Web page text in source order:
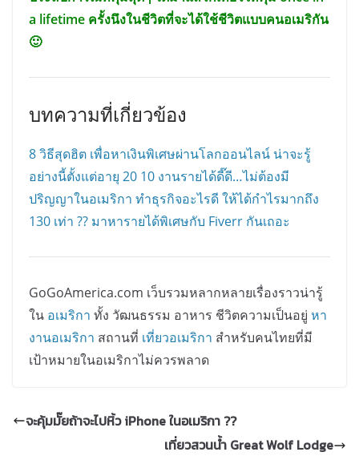
a lifetime ครั้งนึงในชีวิตที่จะได้ใช้ชีวิตแบบคนอเมริกัน
🙂
บทความที่เกี่ยวข้อง
8 วิธีสุดฮิต เพื่อหาเงินพิเศษผ่านโลกออนไลน์ น่าจะรู้
อย่างนี้ตั้งแต่อายุ 20 10 งานรายได้ดี๊ดี…ไม่ต้องมี
ปริญญาในอเมริกา ทำธุรกิจอะไรดี ให้ได้กำไรมากถึง
130 เท่า ?? มาหารายได้พิเศษกับ Fiverr กันเถอะ
GoGoAmerica.com เว็บรวมหลากหลายเรื่องราวน่ารู้
ใน อเมริกา ทั้ง วัฒนธรรม อาหาร ชีวิตความเป็นอยู่ หา
งานอเมริกา สถานที่ เที่ยวอเมริกา สำหรับคนไทยที่มี
เป้าหมายในอเมริกาไม่ควรพลาด
จะคุ้มมั๊ยถ้าจะไปหิ้ว iPhone ในอเมริกา ??
เที่ยวสวนน้ำ Great Wolf Lodge